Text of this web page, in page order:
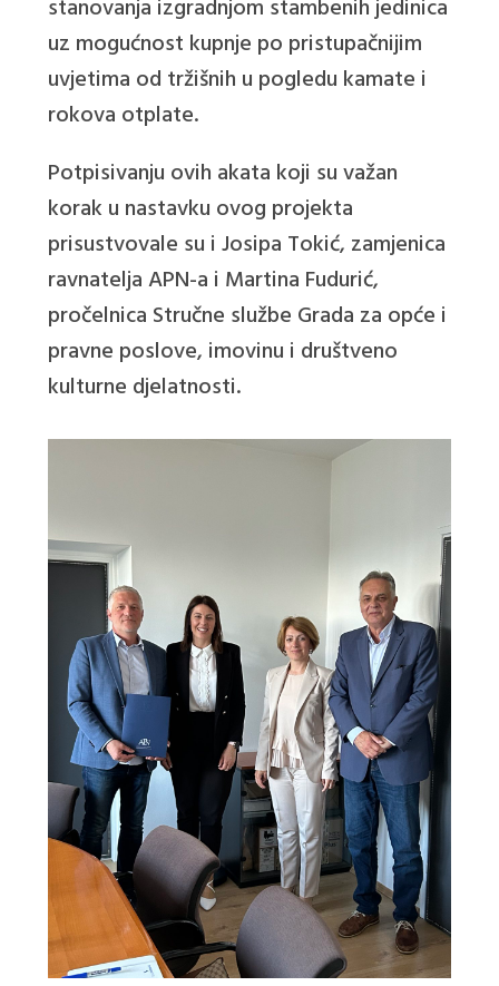
stanovanja izgradnjom stambenih jedinica
uz mogućnost kupnje po pristupačnijim
uvjetima od tržišnih u pogledu kamate i
rokova otplate.
Potpisivanju ovih akata koji su važan
korak u nastavku ovog projekta
prisustvovale su i Josipa Tokić, zamjenica
ravnatelja APN-a i Martina Fudurić,
pročelnica Stručne službe Grada za opće i
pravne poslove, imovinu i društveno
kulturne djelatnosti.